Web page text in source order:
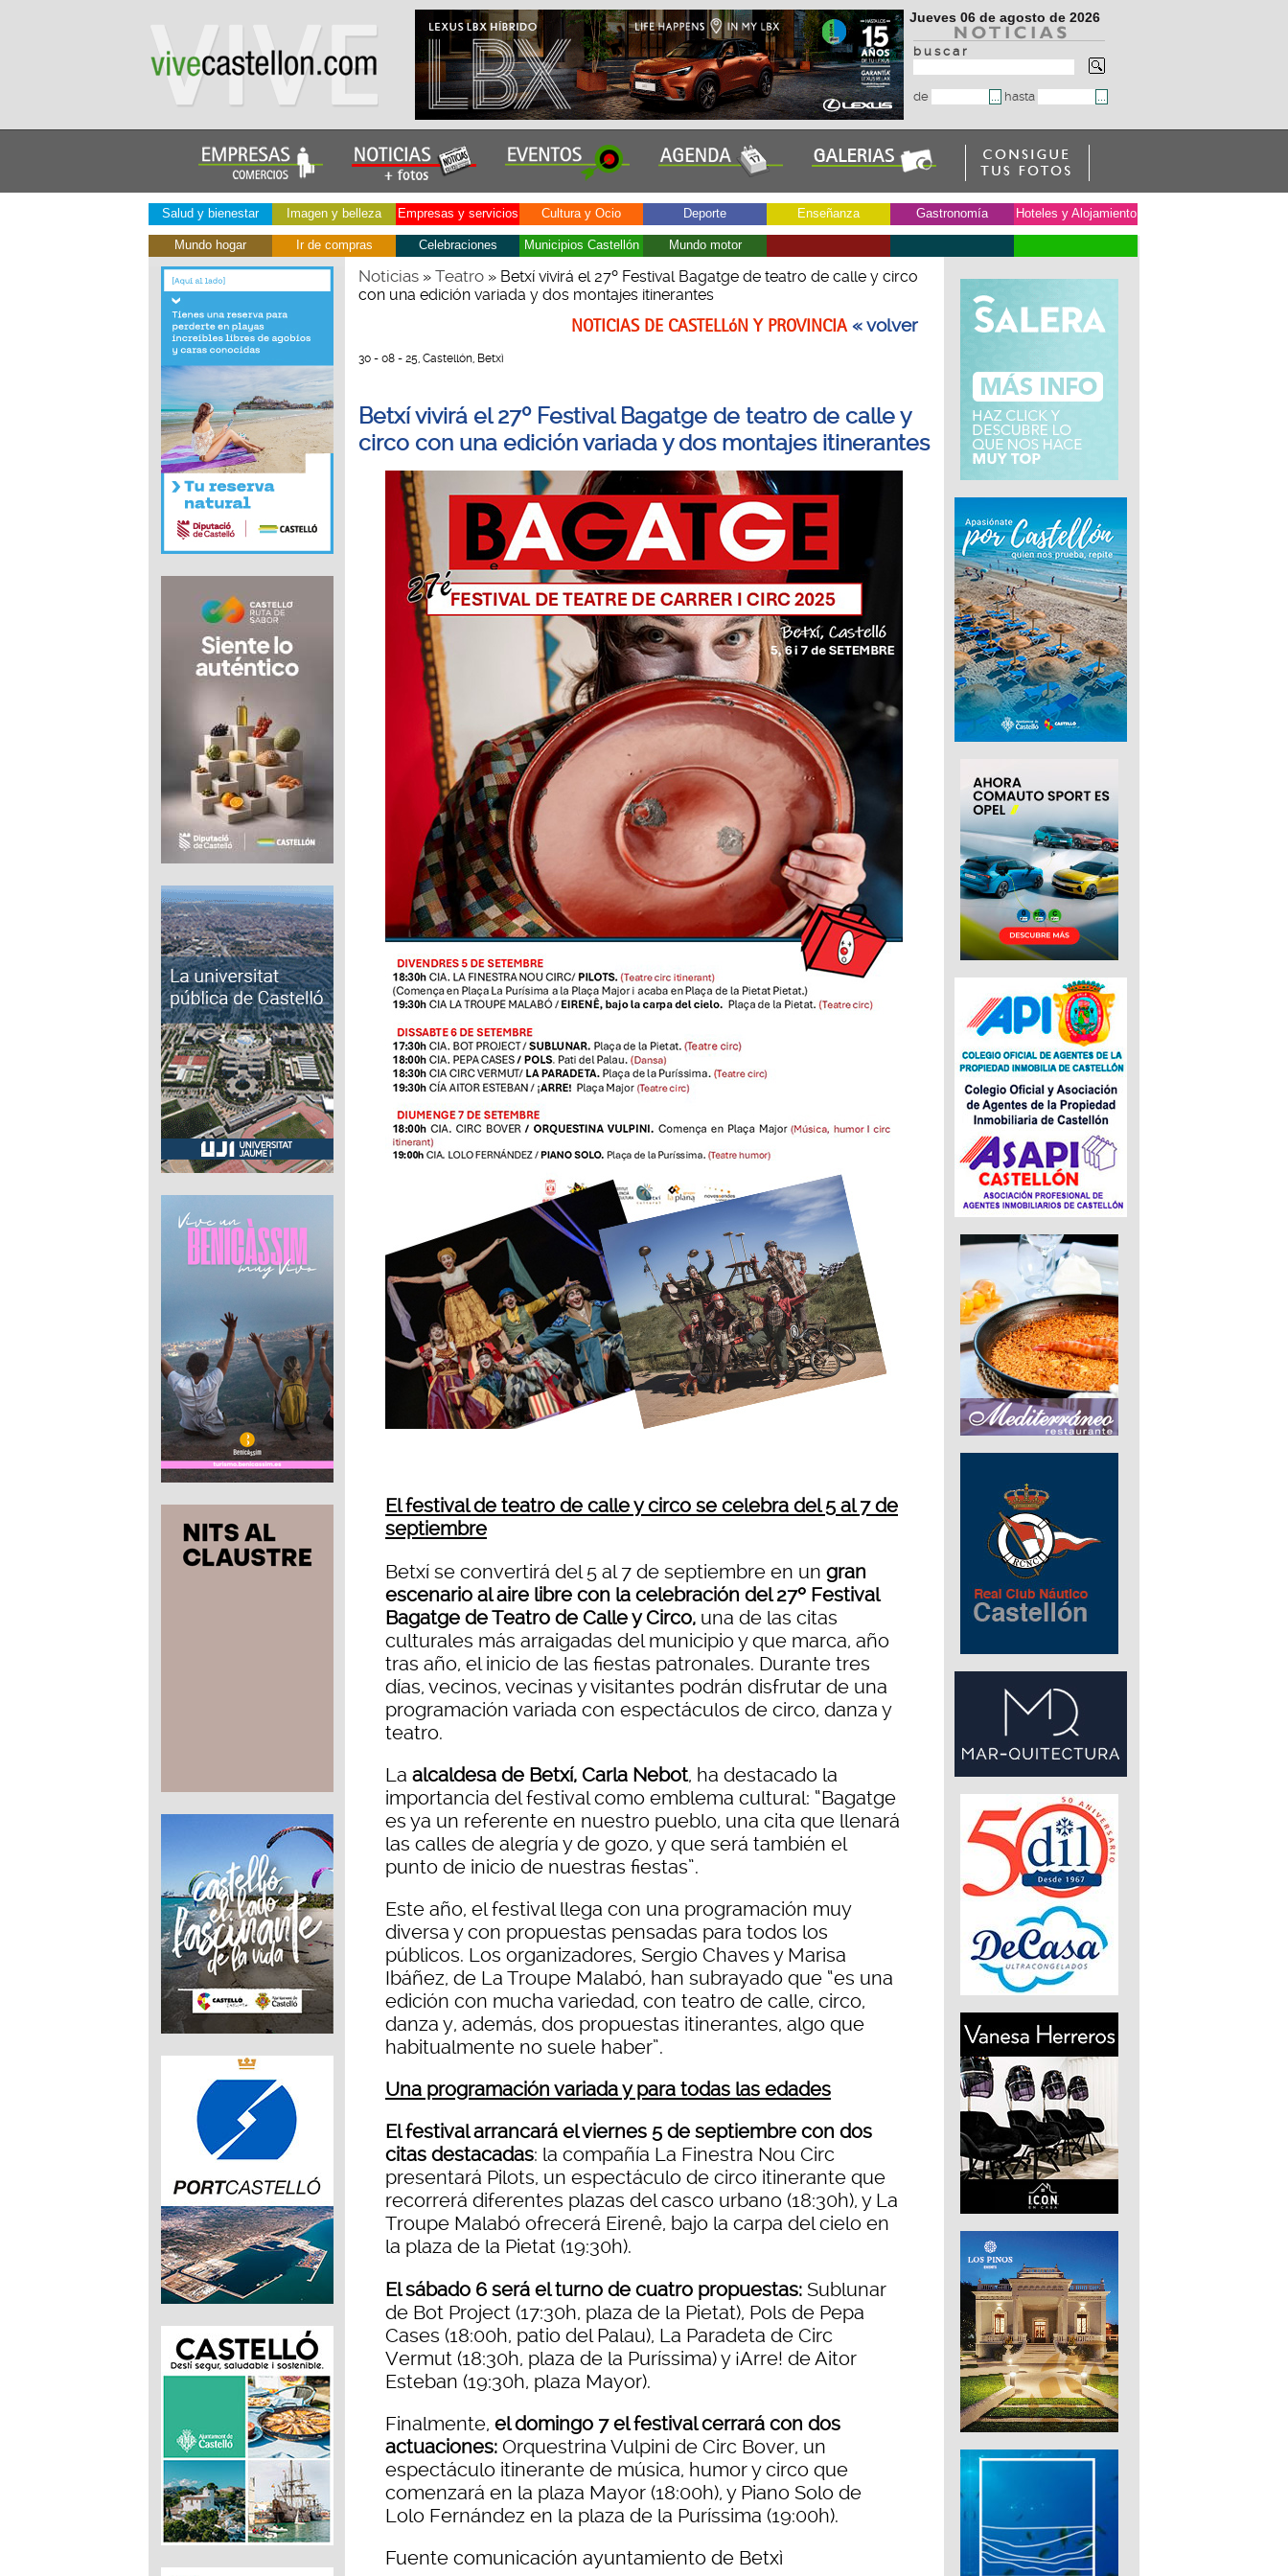
Jueves 06 de agosto de 2026
b u s c a r
de hasta
Salud y bienestar Imagen y belleza Empresas y servicios Cultura y Ocio Deporte Enseñanza Gastronomía Hoteles y Alojamiento
Mundo hogar Ir de compras Celebraciones Municipios Castellón Mundo motor
Noticias» Teatro» Betxí vivirá el 27º Festival Bagatge de teatro de calle y circo
con una edición variada y dos montajes itinerantes
NOTICIAS DE CASTELLóN Y PROVINCIA« volver
30 - 08 - 25, Castellón, Betxì
Betxí vivirá el 27º Festival Bagatge de teatro de calle y
circo con una edición variada y dos montajes itinerantes
El festival de teatro de calle y circo se celebra del 5 al 7 de
septiembre
Betxí se convertirá del 5 al 7 de septiembre en un gran
escenario al aire libre con la celebración del 27º Festival
Bagatge de Teatro de Calle y Circo, una de las citas
culturales más arraigadas del municipio y que marca, año
tras año, el inicio de las fiestas patronales. Durante tres
días, vecinos, vecinas y visitantes podrán disfrutar de una
programación variada con espectáculos de circo, danza y
teatro.
La alcaldesa de Betxí, Carla Nebot, ha destacado la
importancia del festival como emblema cultural: “Bagatge
es ya un referente en nuestro pueblo, una cita que llenará
las calles de alegría y de gozo, y que será también el
punto de inicio de nuestras fiestas”.
Este año, el festival llega con una programación muy
diversa y con propuestas pensadas para todos los
públicos. Los organizadores, Sergio Chaves y Marisa
Ibáñez, de La Troupe Malabó, han subrayado que “es una
edición con mucha variedad, con teatro de calle, circo,
danza y, además, dos propuestas itinerantes, algo que
habitualmente no suele haber”.
Una programación variada y para todas las edades
El festival arrancará el viernes 5 de septiembre con dos
citas destacadas: la compañía La Finestra Nou Circ
presentará Pilots, un espectáculo de circo itinerante que
recorrerá diferentes plazas del casco urbano (18:30h), y La
Troupe Malabó ofrecerá Eirenê, bajo la carpa del cielo en
la plaza de la Pietat (19:30h).
El sábado 6 será el turno de cuatro propuestas: Sublunar
de Bot Project (17:30h, plaza de la Pietat), Pols de Pepa
Cases (18:00h, patio del Palau), La Paradeta de Circ
Vermut (18:30h, plaza de la Puríssima) y ¡Arre! de Aitor
Esteban (19:30h, plaza Mayor).
Finalmente, el domingo 7 el festival cerrará con dos
actuaciones: Orquestrina Vulpini de Circ Bover, un
espectáculo itinerante de música, humor y circo que
comenzará en la plaza Mayor (18:00h), y Piano Solo de
Lolo Fernández en la plaza de la Puríssima (19:00h).
Fuente comunicación ayuntamiento de Betxì